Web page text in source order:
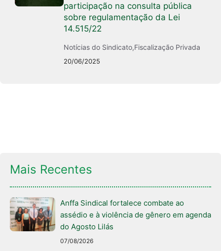
participação na consulta pública
sobre regulamentação da Lei
14.515/22
Notícias do Sindicato,Fiscalização Privada
20/06/2025
Mais Recentes
Anffa Sindical fortalece combate ao
assédio e à violência de gênero em agenda
do Agosto Lilás
07/08/2026